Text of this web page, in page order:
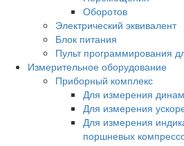
Оборотов
Электрический эквивалент
Блок питания
Пульт программирования
Измерительное оборудование
Приборный комплекс
Для измерения
Для измерения
Для измерения
поршневых